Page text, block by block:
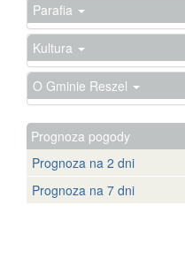
Parafia
Kultura
O Gminie Reszel
Prognoza pogody
Prognoza na 2 dni
Prognoza na 7 dni